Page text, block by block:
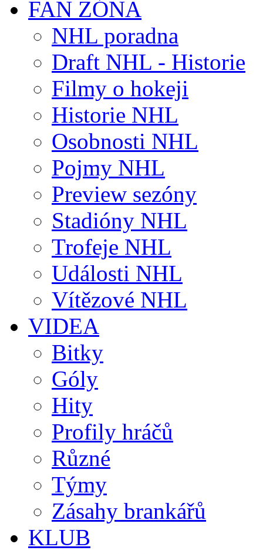
FAN ZÓNA
NHL poradna
Draft NHL - Historie
Filmy o hokeji
Historie NHL
Osobnosti NHL
Pojmy NHL
Preview sezóny
Stadióny NHL
Trofeje NHL
Události NHL
Vítězové NHL
VIDEA
Bitky
Góly
Hity
Profily hráčů
Různé
Týmy
Zásahy brankářů
KLUB